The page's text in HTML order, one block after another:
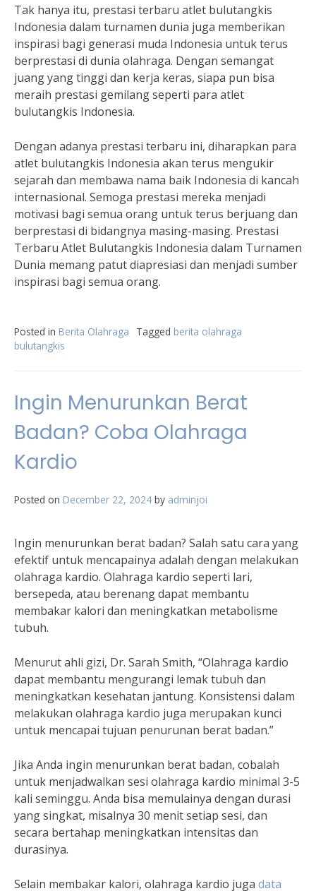
Tak hanya itu, prestasi terbaru atlet bulutangkis
Indonesia dalam turnamen dunia juga memberikan
inspirasi bagi generasi muda Indonesia untuk terus
berprestasi di dunia olahraga. Dengan semangat
juang yang tinggi dan kerja keras, siapa pun bisa
meraih prestasi gemilang seperti para atlet
bulutangkis Indonesia.
Dengan adanya prestasi terbaru ini, diharapkan para
atlet bulutangkis Indonesia akan terus mengukir
sejarah dan membawa nama baik Indonesia di kancah
internasional. Semoga prestasi mereka menjadi
motivasi bagi semua orang untuk terus berjuang dan
berprestasi di bidangnya masing-masing. Prestasi
Terbaru Atlet Bulutangkis Indonesia dalam Turnamen
Dunia memang patut diapresiasi dan menjadi sumber
inspirasi bagi semua orang.
Posted in Berita Olahraga Tagged berita olahraga
bulutangkis
Ingin Menurunkan Berat
Badan? Coba Olahraga
Kardio
Posted on December 22, 2024 by adminjoi
Ingin menurunkan berat badan? Salah satu cara yang
efektif untuk mencapainya adalah dengan melakukan
olahraga kardio. Olahraga kardio seperti lari,
bersepeda, atau berenang dapat membantu
membakar kalori dan meningkatkan metabolisme
tubuh.
Menurut ahli gizi, Dr. Sarah Smith, “Olahraga kardio
dapat membantu mengurangi lemak tubuh dan
meningkatkan kesehatan jantung. Konsistensi dalam
melakukan olahraga kardio juga merupakan kunci
untuk mencapai tujuan penurunan berat badan.”
Jika Anda ingin menurunkan berat badan, cobalah
untuk menjadwalkan sesi olahraga kardio minimal 3-5
kali seminggu. Anda bisa memulainya dengan durasi
yang singkat, misalnya 30 menit setiap sesi, dan
secara bertahap meningkatkan intensitas dan
durasinya.
Selain membakar kalori, olahraga kardio juga data